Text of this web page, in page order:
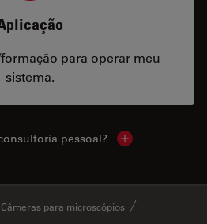
para operar meu
sistema.
pessoal? Show local
Câmeras para microscópios